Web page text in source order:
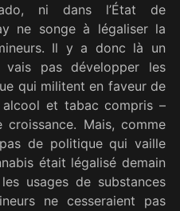
ni dans l’État de
ne songe à légaliser la
Il y a donc là un
pas développer les
qui militent en faveur de
alcool et tabac compris –
Mais, comme
de politique qui vaille
était légalisé demain
usages de substances
ne cesseraient pas